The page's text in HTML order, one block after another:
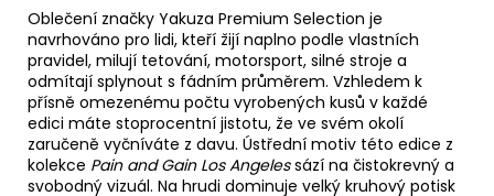
Oblečení značky Yakuza Premium Selection je
navrhováno pro lidi, kteří žijí naplno podle vlastních
pravidel, milují tetování, motorsport, silné stroje a
odmítají splynout s fádním průměrem. Vzhledem k
přísně omezenému počtu vyrobených kusů v každé
edici máte stoprocentní jistotu, že ve svém okolí
zaručeně vyčníváte z davu. Ústřední motiv této edice z
kolekce Pain and Gain Los Angelessází na čistokrevný a
svobodný vizuál. Na hrudi dominuje velký kruhový potisk